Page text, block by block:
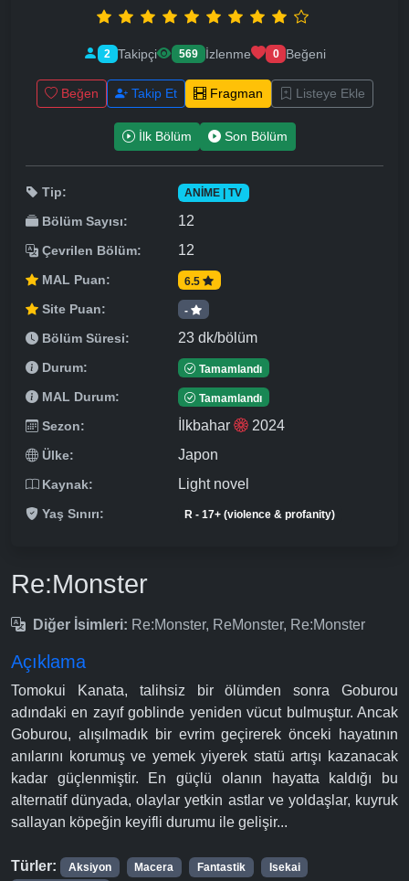
2 Takipçi 569 İzlenme 0 Beğeni
Beğen Takip Et Fragman Listeye Ekle
İlk Bölüm Son Bölüm
Tip: ANIME | TV
Bölüm Sayısı: 12
Çevrilen Bölüm: 12
MAL Puan: 6.5
Site Puan: -
Bölüm Süresi: 23 dk/bölüm
Durum: Tamamlandı
MAL Durum: Tamamlandı
Sezon: İlkbahar 2024
Ülke: Japon
Kaynak: Light novel
Yaş Sınırı: R - 17+ (violence & profanity)
Re:Monster
Diğer İsimleri: Re:Monster, ReMonster, Re:Monster
Açıklama
Tomokui Kanata, talihsiz bir ölümden sonra Goburou
adındaki en zayıf goblinde yeniden vücut bulmuştur. Ancak
Goburou, alışılmadık bir evrim geçirerek önceki hayatının
anılarını korumuş ve yemek yiyerek statü artışı kazanacak
kadar güçlenmiştir. En güçlü olanın hayatta kaldığı bu
alternatif dünyada, olaylar yetkin astlar ve yoldaşlar, kuyruk
sallayan köpeğin keyifli durumu ile gelişir...
Türler: Aksiyon Macera Fantastik
Isekai